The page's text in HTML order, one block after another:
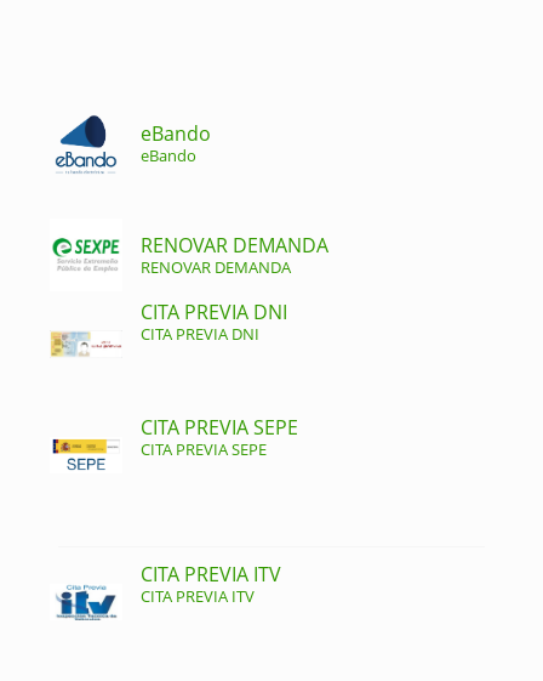
eBando
eBando
RENOVAR DEMANDA
RENOVAR DEMANDA
CITA PREVIA DNI
CITA PREVIA DNI
CITA PREVIA SEPE
CITA PREVIA SEPE
CITA PREVIA ITV
CITA PREVIA ITV